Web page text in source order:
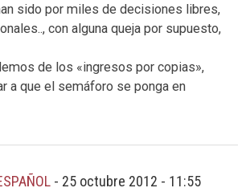
sido por miles de decisiones libres,
con alguna queja por supuesto,
de los «ingresos por copias»,
a que el semáforo se ponga en
- 25 octubre 2012 - 11:55